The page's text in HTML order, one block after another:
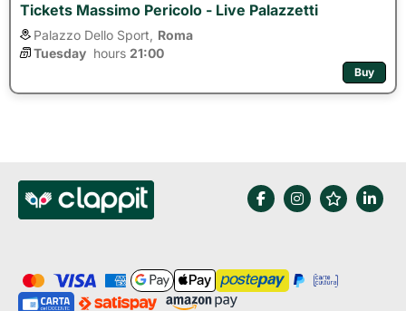
Tickets Massimo Pericolo - Live Palazzetti
Palazzo Dello Sport,
Roma
Tuesday hours 21:00
Buy